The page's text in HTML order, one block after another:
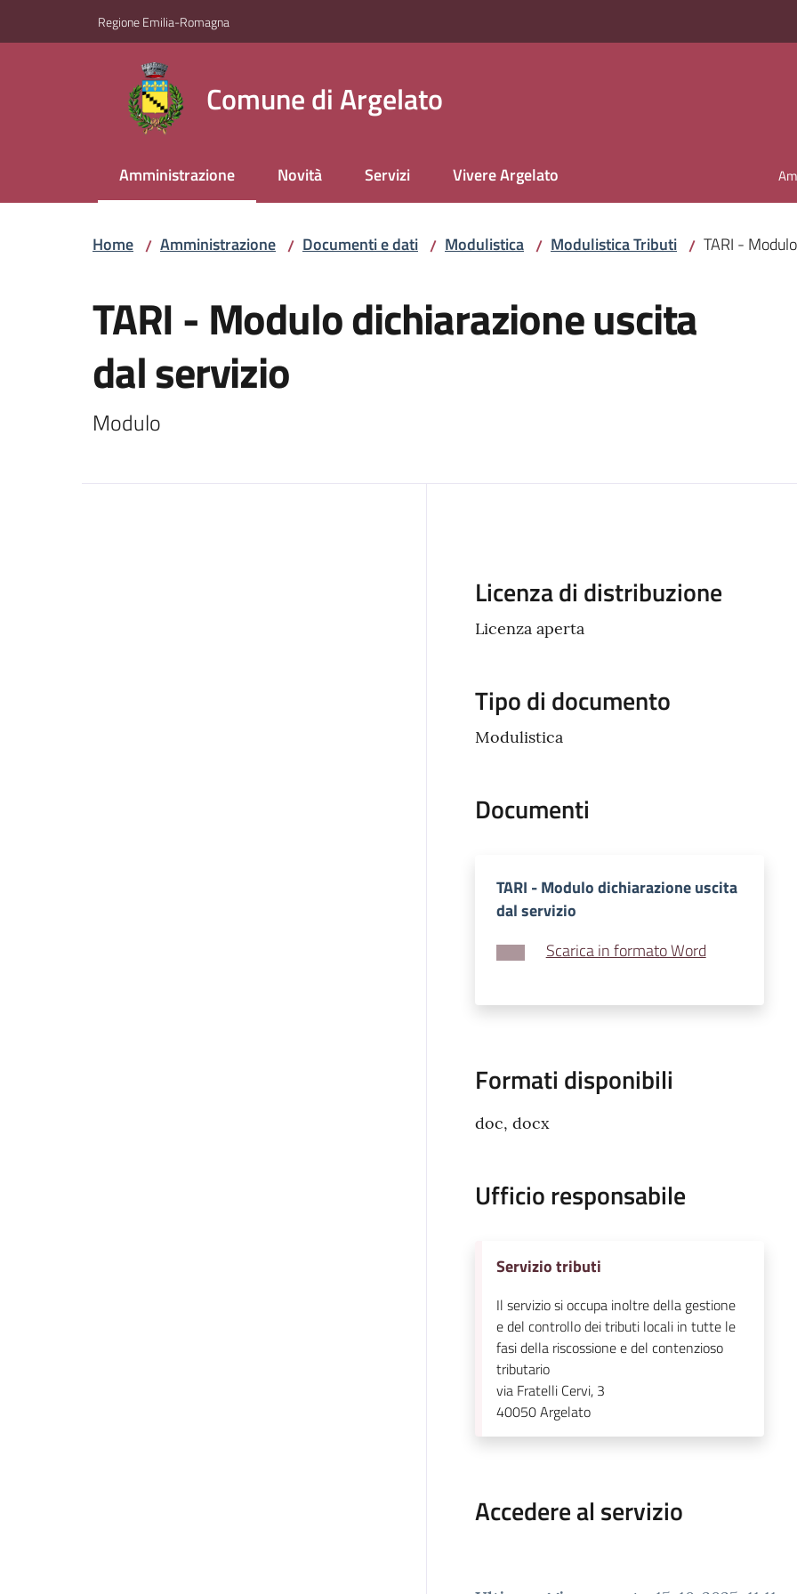
Regione Emilia-Romagna
Comune di Argelato
Amministrazione
Menu selezionato Novità Servizi Vivere Argelato
Home / Amministrazione / Documenti e dati / Modulistica / Modulistica Tributi / TARI -
TARI - Modulo dichiarazione uscita
dal servizio
Modulo
Descrizione
Licenza di distribuzione
Licenza aperta
Tipo di documento
Modulistica
Documenti
TARI - Modulo dichiarazione uscita
dal servizio
Scarica in formato Word
Formati disponibili
doc, docx
Ufficio responsabile
Servizio tributi
Il servizio si occupa inoltre della gestione
e del controllo dei tributi locali in tutte le
fasi della riscossione e del contenzioso
tributario
via Fratelli Cervi, 3
40050Argelato
Accedere al servizio